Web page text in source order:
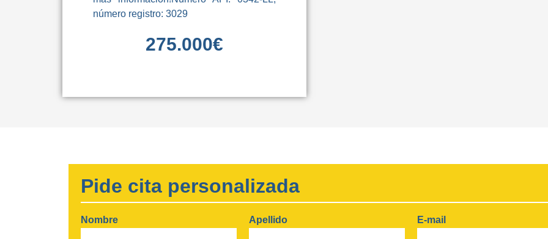
número registro: 3029
275.000€
Pide cita personalizada
Nombre Apellido E-mail